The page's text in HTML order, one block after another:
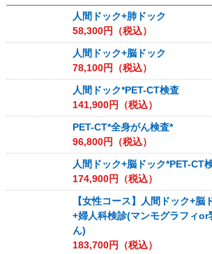
人間ドック+肺ドック
58,300円（税込）
人間ドック+脳ドック
78,100円（税込）
人間ドック*PET-CT検査
141,900円（税込）
PET-CT*全身がん検査*
96,800円（税込）
人間ドック+脳ドック*PET-CT
174,900円（税込）
【女性コース】人間ドック+脳
+婦人科検診(マンモグラフィor
ん)
183,700円（税込）